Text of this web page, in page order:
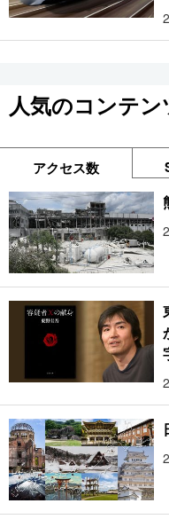
人気のコンテン
アクセス数